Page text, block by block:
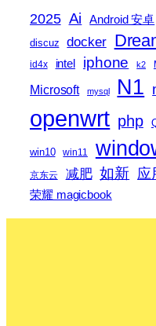
2025 Ai Android 安卓
discuz docker
id4x intel iphone k2
Microsoft mysql N1
openwrt php
win10 win11
京东云 减肥 如新 应
荣耀 magicbook